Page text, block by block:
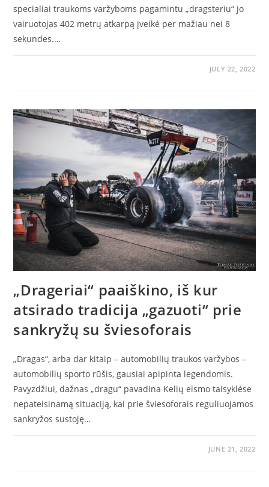
specialiai traukoms varžyboms pagamintu „dragsteriu“ jo
vairuotojas 402 metrų atkarpą įveikė per mažiau nei 8
sekundes.…
JULY 22, 2022
„Drageriai“ paaiškino, iš kur
atsirado tradicija „gazuoti“ prie
sankryžų su šviesoforais
„Dragas“, arba dar kitaip – automobilių traukos varžybos –
automobilių sporto rūšis, gausiai apipinta legendomis.
Pavyzdžiui, dažnas „dragu“ pavadina Kelių eismo taisyklėse
nepateisinamą situaciją, kai prie šviesoforais reguliuojamos
sankryžos sustoję…
JUNE 21, 2022